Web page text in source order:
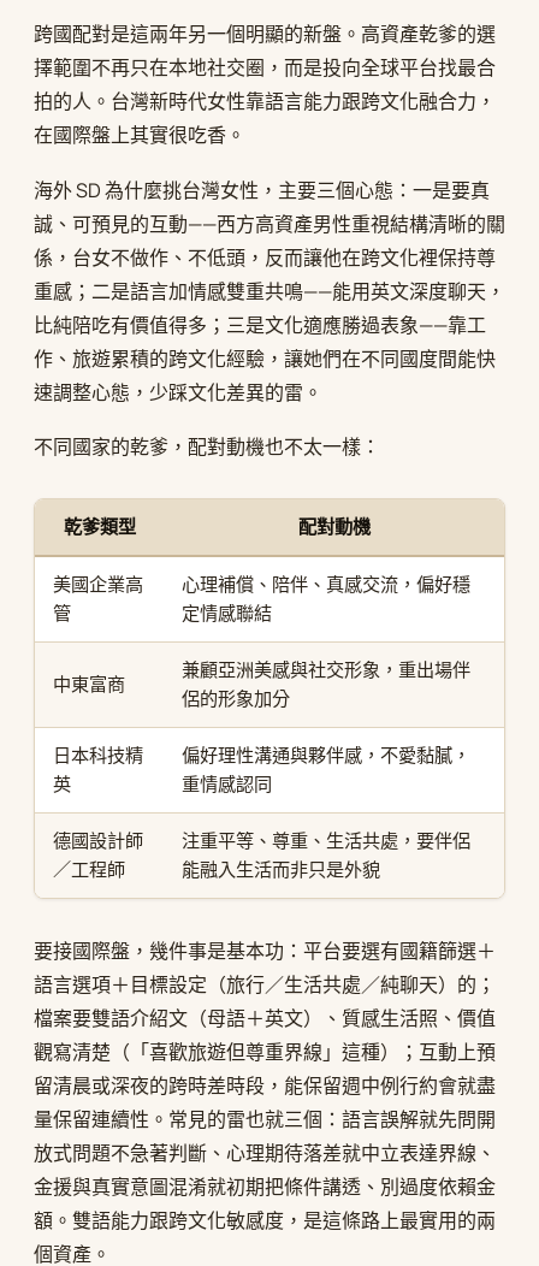
跨國配對是這兩年另一個明顯的新盤。高資產乾爹的選
擇範圍不再只在本地社交圈，而是投向全球平台找最合
拍的人。台灣新時代女性靠語言能力跟跨文化融合力，
在國際盤上其實很吃香。
海外 SD 為什麼挑台灣女性，主要三個心態：一是要真
誠、可預見的互動——西方高資產男性重視結構清晰的關
係，台女不做作、不低頭，反而讓他在跨文化裡保持尊
重感；二是語言加情感雙重共鳴——能用英文深度聊天，
比純陪吃有價值得多；三是文化適應勝過表象——靠工
作、旅遊累積的跨文化經驗，讓她們在不同國度間能快
速調整心態，少踩文化差異的雷。
不同國家的乾爹，配對動機也不太一樣：
乾爹類型 配對動機
美國企業高
管
心理補償、陪伴、真感交流，偏好穩
定情感聯結
中東富商
兼顧亞洲美感與社交形象，重出場伴
侶的形象加分
日本科技精
英
偏好理性溝通與夥伴感，不愛黏膩，
重情感認同
德國設計師
／工程師
注重平等、尊重、生活共處，要伴侶
能融入生活而非只是外貌
要接國際盤，幾件事是基本功：平台要選有國籍篩選＋
語言選項＋目標設定（旅行／生活共處／純聊天）的；
檔案要雙語介紹文（母語＋英文）、質感生活照、價值
觀寫清楚（「喜歡旅遊但尊重界線」這種）；互動上預
留清晨或深夜的跨時差時段，能保留週中例行約會就盡
量保留連續性。常見的雷也就三個：語言誤解就先問開
放式問題不急著判斷、心理期待落差就中立表達界線、
金援與真實意圖混淆就初期把條件講透、別過度依賴金
額。雙語能力跟跨文化敏感度，是這條路上最實用的兩
個資產。